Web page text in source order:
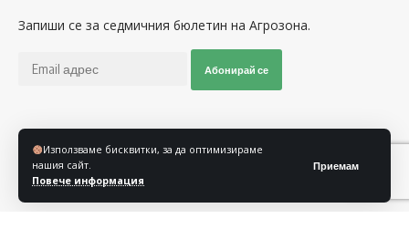
Използваме бисквитки, за да оптимизираме
нашия сайт.
Повече информация
Приемам
Запиши се за седмичния бюлетин на Агрозона.
Абонирай се
Последвайте ни